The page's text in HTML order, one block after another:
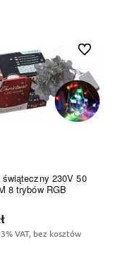
230V 50
8 trybów RGB
VAT, bez kosztów
Do